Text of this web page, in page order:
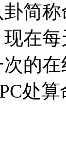
简
在
的
处算